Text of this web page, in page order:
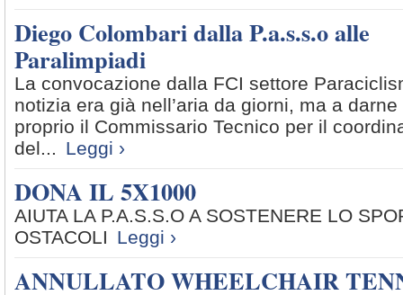
Diego Colombari dalla P.a.s.s.o alle
Paralimpiadi
La convocazione dalla FCI settore
notizia era già nell’aria da giorni, ma a
proprio il Commissario Tecnico per il
del... Leggi ›
DONA IL 5X1000
AIUTA LA P.A.S.S.O A SOSTENERE LO
OSTACOLI Leggi ›
ANNULLATO WHEELCHAIR